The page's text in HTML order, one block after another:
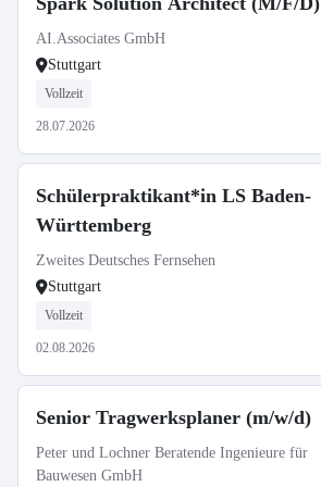
AI.Associates GmbH
Stuttgart
Vollzeit
28.07.2026
Schülerpraktikant*in LS Baden-
Württemberg
Zweites Deutsches Fernsehen
Stuttgart
Vollzeit
02.08.2026
Senior Tragwerksplaner (m/w/d)
Peter und Lochner Beratende Ingenieure für
Bauwesen GmbH